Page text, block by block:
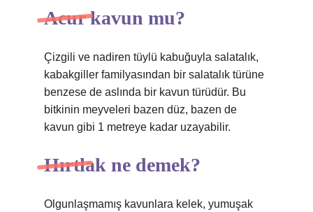
Acur kavun mu?
Çizgili ve nadiren tüylü kabuğuyla salatalık,
kabakgiller familyasından bir salatalık türüne
benzese de aslında bir kavun türüdür. Bu
bitkinin meyveleri bazen düz, bazen de
kavun gibi 1 metreye kadar uzayabilir.
Hırtlak ne demek?
Olgunlaşmamış kavunlara kelek, yumuşak